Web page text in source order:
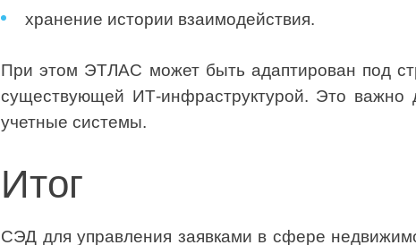
хранение истории взаимодействия.
При этом ЭТЛАС может быть адаптирован под
существующей ИТ-инфраструктурой. Это важно
учетные системы.
Итог
СЭД для управления заявками в сфере